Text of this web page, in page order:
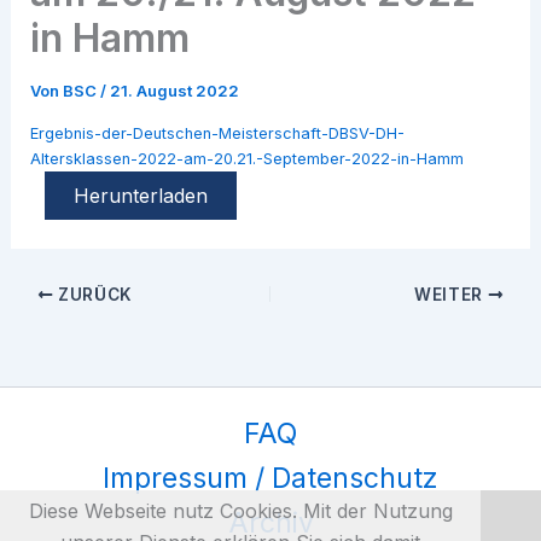
in Hamm
Von BSC/ 21. August 2022
Ergebnis-der-Deutschen-Meisterschaft-DBSV-DH-
Altersklassen-2022-am-20.21.-September-2022-in-Hamm
Herunterladen
ZURÜCK WEITER
FAQ
Impressum / Datenschutz
Archiv
Diese Webseite nutz Cookies. Mit der Nutzung